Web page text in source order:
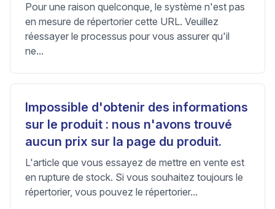
Pour une raison quelconque, le système n'est pas
en mesure de répertorier cette URL. Veuillez
réessayer le processus pour vous assurer qu'il
ne...
Impossible d'obtenir des informations
sur le produit : nous n'avons trouvé
aucun prix sur la page du produit.
L'article que vous essayez de mettre en vente est
en rupture de stock. Si vous souhaitez toujours le
répertorier, vous pouvez le répertorier...